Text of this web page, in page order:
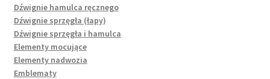
Dźwignie hamulca ręcznego
Dźwignie sprzęgła (łapy)
Dźwignie sprzęgła i hamulca
Elementy mocujące
Elementy nadwozia
Emblematy